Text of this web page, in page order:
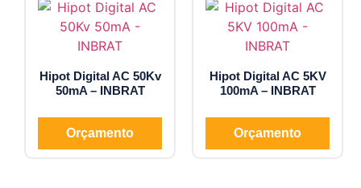
Hipot Digital AC 50Kv
50mA – INBRAT
Orçamento
Hipot Digital AC 5KV
100mA – INBRAT
Orçamento